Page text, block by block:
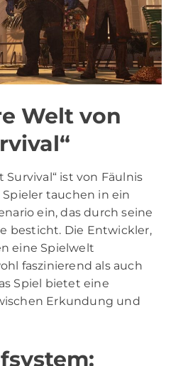
Welt von
Survival“ ist von Fäulnis
tauchen in ein
ein, das durch seine
besticht. Die Entwickler,
eine Spielwelt
faszinierend als auch
Spiel bietet eine
Erkundung und